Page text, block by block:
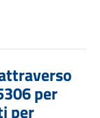
per
per